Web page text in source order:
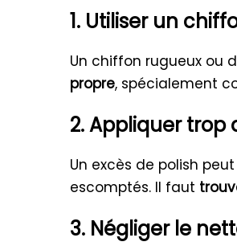
1. Utiliser un
Un chiffon rugueux ou
propre, spécialement
2. Appliquer trop
Un excès de polish peut
escomptés. Il faut
3. Négliger le